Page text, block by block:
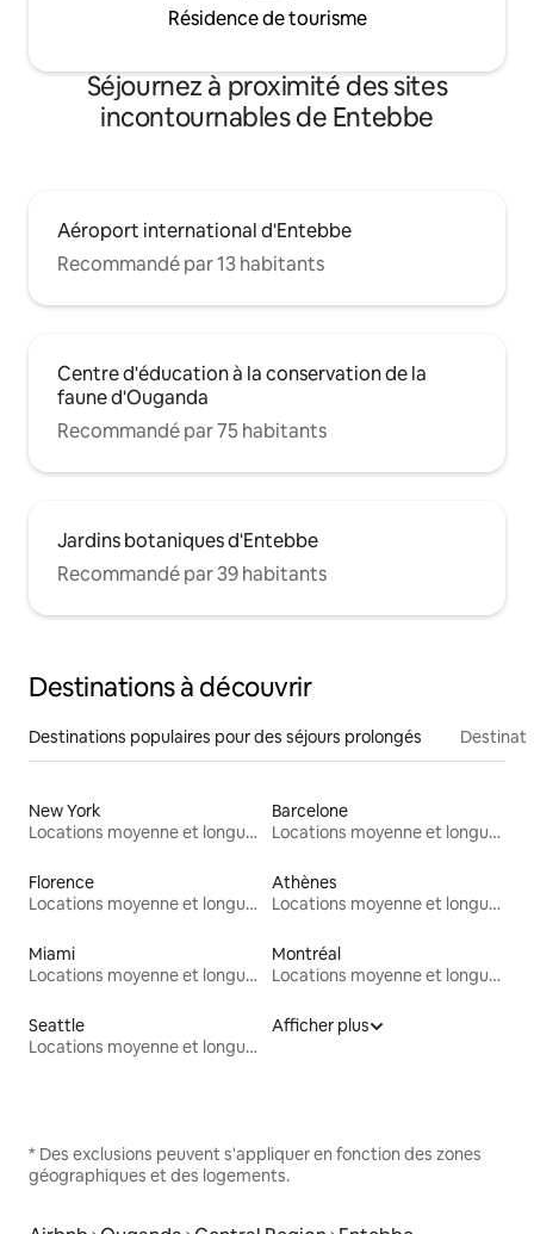
Résidence de tourisme
Séjournez à proximité des sites
incontournables de Entebbe
Aéroport international d'Entebbe
Recommandé par 13 habitants
Centre d'éducation à la conservation de la
faune d'Ouganda
Recommandé par 75 habitants
Jardins botaniques d'Entebbe
Recommandé par 39 habitants
Destinations à découvrir
Destinations populaires pour des séjours prolongés
New York
Locations moyenne et longue durée
Barcelone
Locations moyenne et longue durée
Florence
Locations moyenne et longue durée
Athènes
Locations moyenne et longue durée
Miami
Locations moyenne et longue durée
Montréal
Locations moyenne et longue durée
Seattle
Locations moyenne et longue durée
Afficher plus
* Des exclusions peuvent s'appliquer en fonction des zones
géographiques et des logements.